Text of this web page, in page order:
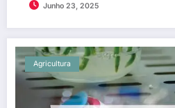
Junho 23, 2025
Agricultura